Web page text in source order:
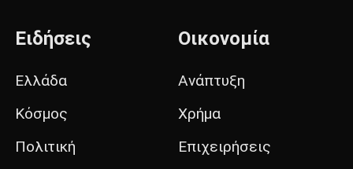
Ειδήσεις
Ελλάδα
Κόσμος
Πολιτική
Οικονομία
Ανάπτυξη
Χρήμα
Επιχειρήσεις